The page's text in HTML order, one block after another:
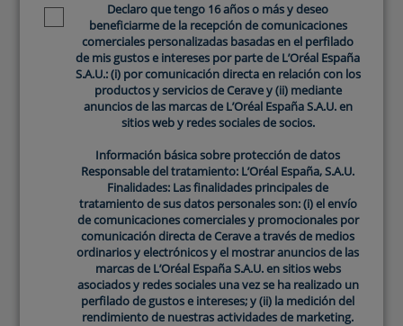
Newsletter policyDeclaro que tengo 16 años o más y deseo
beneficiarme de la recepción de comunicaciones
comerciales personalizadas basadas en el perfilado
de mis gustos e intereses por parte de L’Oréal España
S.A.U.: (i) por comunicación directa en relación con los
productos y servicios de Cerave y (ii) mediante
anuncios de las marcas de L’Oréal España S.A.U. en
sitios web y redes sociales de socios.
Información básica sobre protección de datos
Responsable del tratamiento: L’Oréal España, S.A.U.
Finalidades: Las finalidades principales de
tratamiento de sus datos personales son: (i) el envío
de comunicaciones comerciales y promocionales por
comunicación directa de Cerave a través de medios
ordinarios y electrónicos y el mostrar anuncios de las
marcas de L’Oréal España S.A.U. en sitios webs
asociados y redes sociales una vez se ha realizado un
perfilado de gustos e intereses; y (ii) la medición del
rendimiento de nuestras actividades de marketing.
Comentario de la Reseña*
Newsletter policyDeclaro que tengo 16 años o más y deseo
beneficiarme de la recepción de comunicaciones
comerciales personalizadas basadas en el perfilado
de mis gustos e intereses por parte de L’Oréal España
S.A.U.: (i) por comunicación directa en relación con los
productos y servicios de Cerave y (ii) mediante
anuncios de las marcas de L’Oréal España S.A.U. en
sitios web y redes sociales de socios.
Información básica sobre protección de datos
Responsable del tratamiento: L’Oréal España, S.A.U.
Finalidades: Las finalidades principales de
tratamiento de sus datos personales son: (i) el envío
de comunicaciones comerciales y promocionales por
comunicación directa de Cerave a través de medios
ordinarios y electrónicos y el mostrar anuncios de las
marcas de L’Oréal España S.A.U. en sitios webs
asociados y redes sociales una vez se ha realizado un
perfilado de gustos e intereses; y (ii) la medición del
rendimiento de nuestras actividades de marketing.